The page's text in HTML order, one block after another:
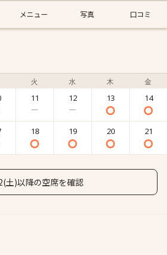
メニュー 写真 口コミ
火 水 木 金
11 12 13 14
18 19 20 21
土)以降の空席を確認